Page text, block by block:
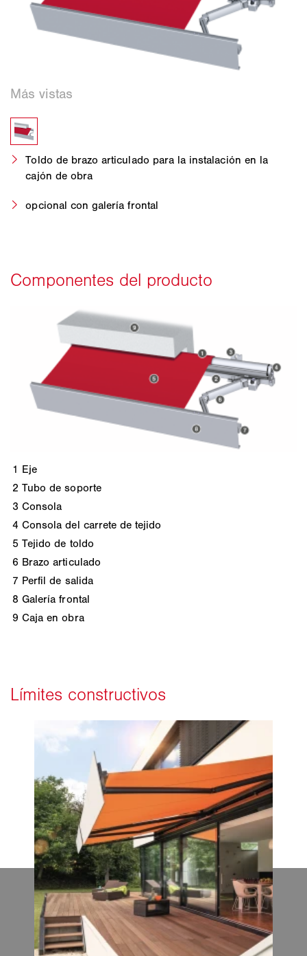
Toldo de brazo articulado para la instalación en la
cajón de obra
opcional con galería frontal
1 Eje
2 Tubo de soporte
3 Consola
4 Consola del carrete de tejido
5 Tejido de toldo
6 Brazo articulado
7 Perfil de salida
8 Galería frontal
9 Caja en obra